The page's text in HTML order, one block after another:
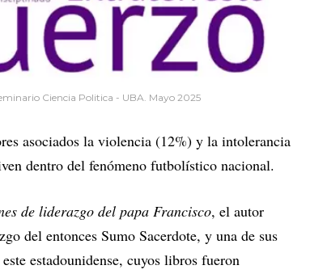
Ciencia Politica - UBA. Mayo 2025
asociados la violencia (12%) y la intolerancia
dentro del fenómeno futbolístico nacional.
de liderazgo del papa Francisco, el autor
del entonces Sumo Sacerdote, y una de sus
estadounidense, cuyos libros fueron